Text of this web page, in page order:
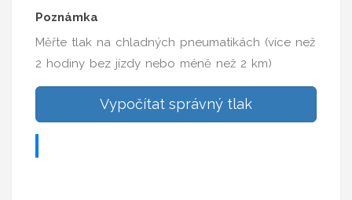
Poznámka
Měřte tlak na chladných pneumatikách (více než
2 hodiny bez jízdy nebo méně než 2 km)
Vypočítat správný tlak